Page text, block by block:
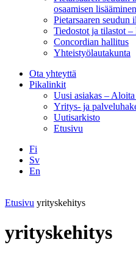
osaamisen
Pietarsaaren seudun
Tiedostot ja tilastot
Concordian hallitus
Yhteistyölautakunta
Ota yhteyttä
Pikalinkit
Uusi asiakas – Aloita
Yritys- ja
Uutisarkisto
Etusivu
Fi
Sv
En
Etusivu yrityskehitys
yrityskehitys